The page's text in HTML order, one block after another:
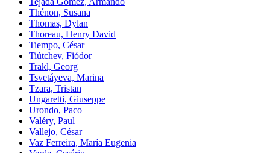
Thénon, Susana
Thomas, Dylan
Thoreau, Henry David
Tiempo, César
Tiútchev, Fiódor
Trakl, Georg
Tsvetáyeva, Marina
Tzara, Tristan
Ungaretti, Giuseppe
Urondo, Paco
Valéry, Paul
Vallejo, César
Vaz Ferreira, María Eugenia